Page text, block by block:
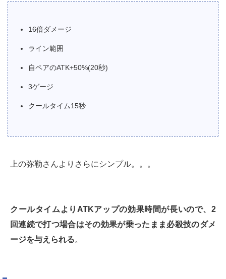
16倍ダメージ
ライン範囲
自ペアのATK+50%(20秒)
3ゲージ
クールタイム15秒
上の弥勒さんよりさらにシンプル。。。
クールタイムよりATKアップの効果時間が長いので、2
回連続で打つ場合はその効果が乗ったまま必殺技のダメ
ージを与えられる。